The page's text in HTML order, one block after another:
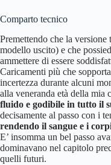
Comparto tecnico
Premettendo che la versione
modello uscito) e che
ammettere di essere
Caricamenti più che
incertezza durante alcuni
alla veneranda età della mia
fluido e godibile in tutto il
decisamente al passo con i
rendendo il sangue e i
E’ insomma un bel passo
dominavano nel capitolo
quelli futuri.